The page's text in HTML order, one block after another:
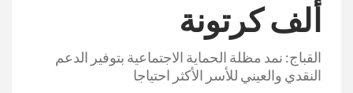
ألف كرتونة
القباج: نمد مظلة الحماية الاجتماعية بتوفير الدعم
النقدي والعيني للأسر الأكثر احتياجا